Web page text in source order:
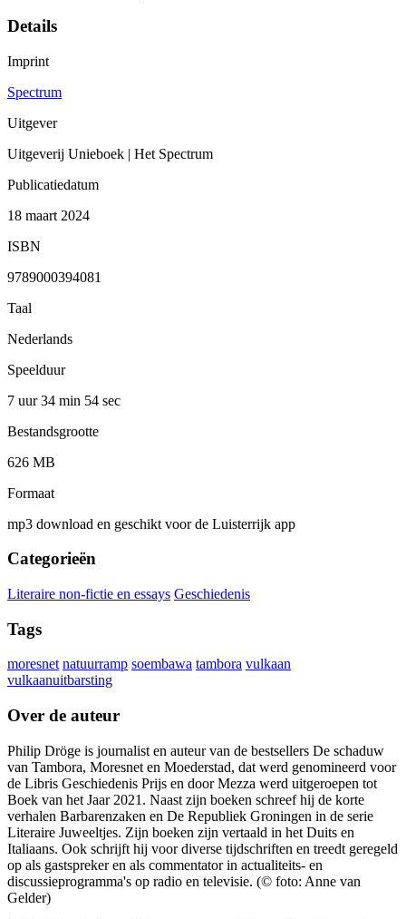
Details
Imprint
Spectrum
Uitgever
Uitgeverij Unieboek | Het Spectrum
Publicatiedatum
18 maart 2024
ISBN
9789000394081
Taal
Nederlands
Speelduur
7 uur 34 min 54 sec
Bestandsgrootte
626 MB
Formaat
mp3 download en geschikt voor de Luisterrijk app
Categorieën
Literaire non-fictie en essays Geschiedenis
Tags
moresnet natuurramp soembawa tambora vulkaan
vulkaanuitbarsting
Over de auteur
Philip Dröge is journalist en auteur van de bestsellers De schaduw
van Tambora, Moresnet en Moederstad, dat werd genomineerd voor
de Libris Geschiedenis Prijs en door Mezza werd uitgeroepen tot
Boek van het Jaar 2021. Naast zijn boeken schreef hij de korte
verhalen Barbarenzaken en De Republiek Groningen in de serie
Literaire Juweeltjes. Zijn boeken zijn vertaald in het Duits en
Italiaans. Ook schrijft hij voor diverse tijdschriften en treedt geregeld
op als gastspreker en als commentator in actualiteits- en
discussieprogramma's op radio en televisie. (© foto: Anne van
Gelder)